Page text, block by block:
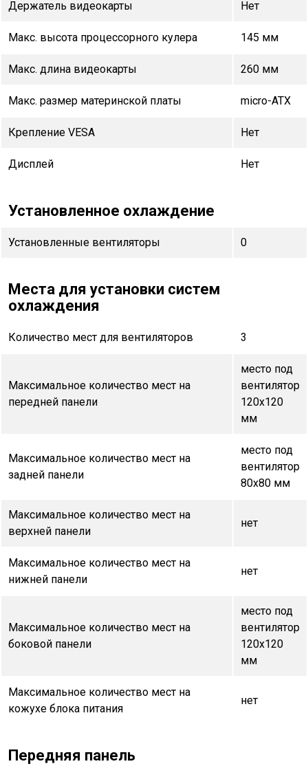
Держатель видеокарты Нет
Макс. высота процессорного кулера 145 мм
Макс. длина видеокарты 260 мм
Макс. размер материнской платы micro-ATX
Крепление VESA Нет
Дисплей Нет
Установленное охлаждение
Установленные вентиляторы 0
Места для установки систем
охлаждения
Количество мест для вентиляторов 3
Максимальное количество мест на
передней панели
место под
вентилятор
120х120
мм
Максимальное количество мест на
задней панели
место под
вентилятор
80х80 мм
Максимальное количество мест на
верхней панели
нет
Максимальное количество мест на
нижней панели
нет
Максимальное количество мест на
боковой панели
место под
вентилятор
120х120
мм
Максимальное количество мест на
кожухе блока питания
нет
Передняя панель